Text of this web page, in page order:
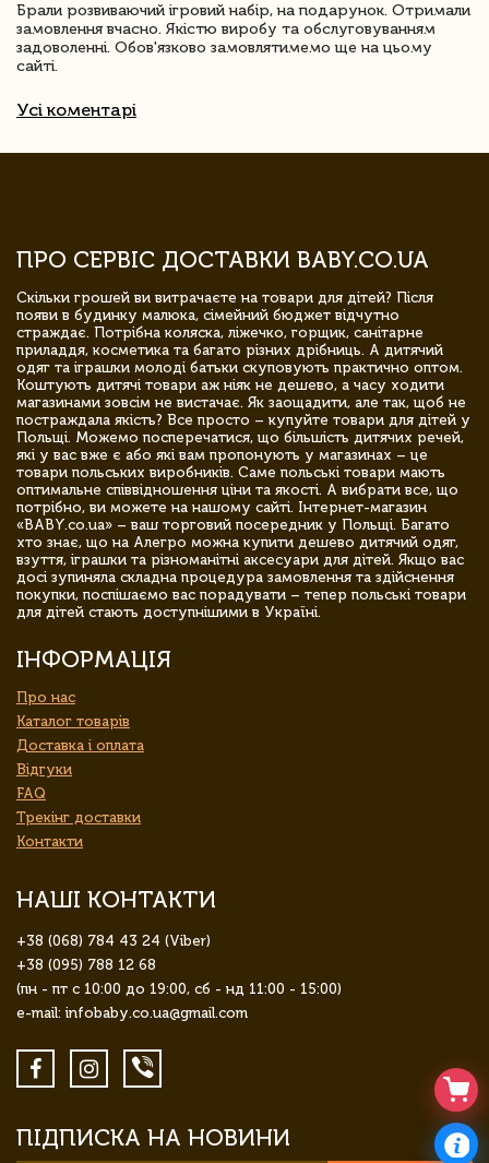
Брали розвиваючий ігровий набір, на подарунок. Отримали
замовлення вчасно. Якістю виробу та обслуговуванням
задоволенні. Обов'язково замовлятимемо ще на цьому
сайті.
Усі коментарі
ПРО СЕРВІС ДОСТАВКИ BABY.CO.UA
Скільки грошей ви витрачаєте на товари для дітей? Після
появи в будинку малюка, сімейний бюджет відчутно
страждає. Потрібна коляска, ліжечко, горщик, санітарне
приладдя, косметика та багато різних дрібниць. А дитячий
одяг та іграшки молоді батьки скуповують практично оптом.
Коштують дитячі товари аж ніяк не дешево, а часу ходити
магазинами зовсім не вистачає. Як заощадити, але так, щоб не
постраждала якість? Все просто – купуйте товари для дітей у
Польщі. Можемо посперечатися, що більшість дитячих речей,
які у вас вже є або які вам пропонують у магазинах – це
товари польських виробників. Саме польські товари мають
оптимальне співвідношення ціни та якості. А вибрати все, що
потрібно, ви можете на нашому сайті. Інтернет-магазин
«BABY.co.ua» – ваш торговий посередник у Польщі. Багато
хто знає, що на Алегро можна купити дешево дитячий одяг,
взуття, іграшки та різноманітні аксесуари для дітей. Якщо вас
досі зупиняла складна процедура замовлення та здійснення
покупки, поспішаємо вас порадувати – тепер польські товари
для дітей стають доступнішими в Україні.
ІНФОРМАЦІЯ
Про нас
Каталог товарів
Доставка і оплата
Відгуки
FAQ
Трекінг доставки
Контакти
НАШІ КОНТАКТИ
+38 (068) 784 43 24 (Viber)
+38 (095) 788 12 68
(пн - пт с 10:00 до 19:00, сб - нд 11:00 - 15:00)
e-mail: infobaby.co.ua@gmail.com
ПІДПИСКА НА НОВИНИ